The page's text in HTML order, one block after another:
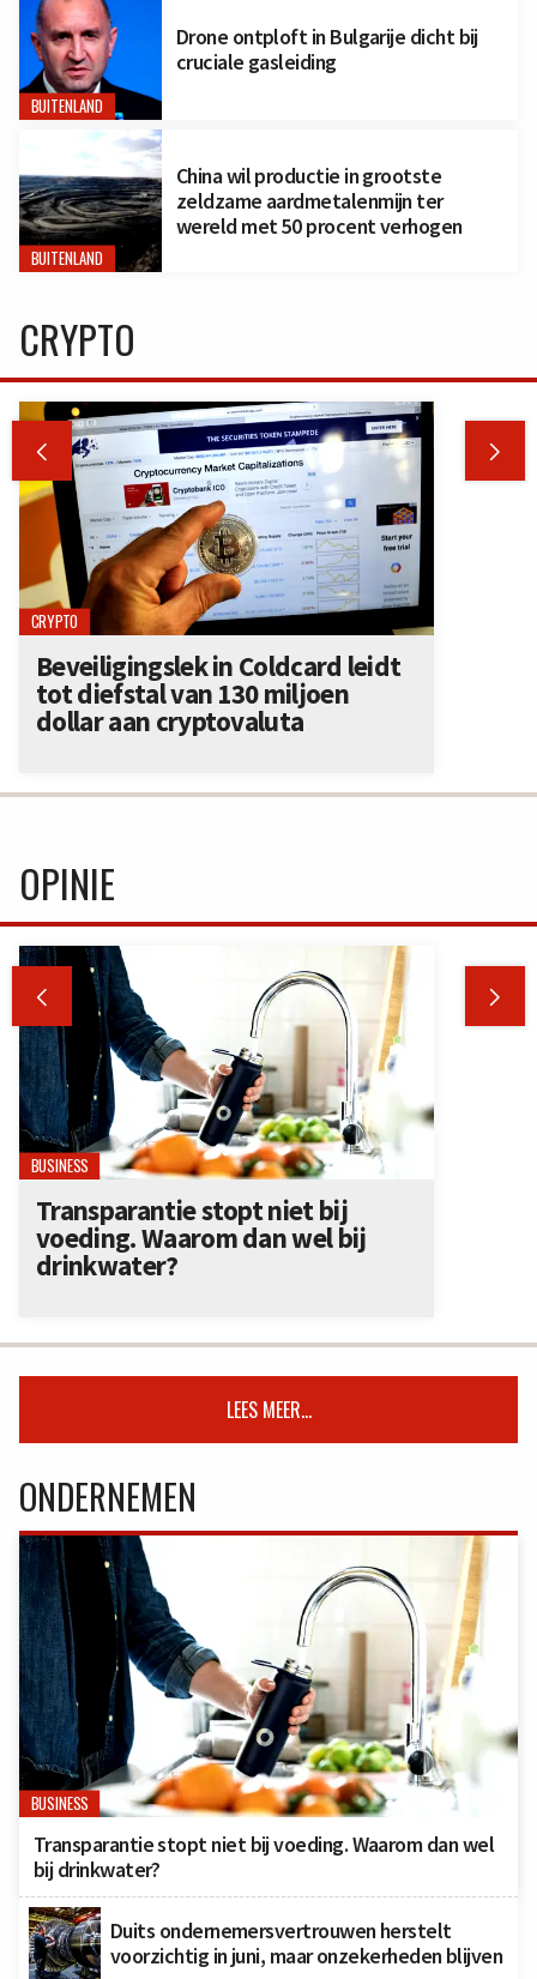
BUITENLAND
Drone ontploft in Bulgarije dicht bij
cruciale gasleiding
BUITENLAND
China wil productie in grootste
zeldzame aardmetalenmijn ter
wereld met 50 procent verhogen
CRYPTO
 
CRYPTO
Beveiligingslek in Coldcard leidt
tot diefstal van 130 miljoen
dollar aan cryptovaluta
OPINIE
 
BUSINESS
Transparantie stopt niet bij
voeding. Waarom dan wel bij
drinkwater?
LEES MEER...
ONDERNEMEN
BUSINESS
Transparantie stopt niet bij voeding. Waarom dan wel
bij drinkwater?
Duits ondernemersvertrouwen herstelt
voorzichtig in juni, maar onzekerheden blijven